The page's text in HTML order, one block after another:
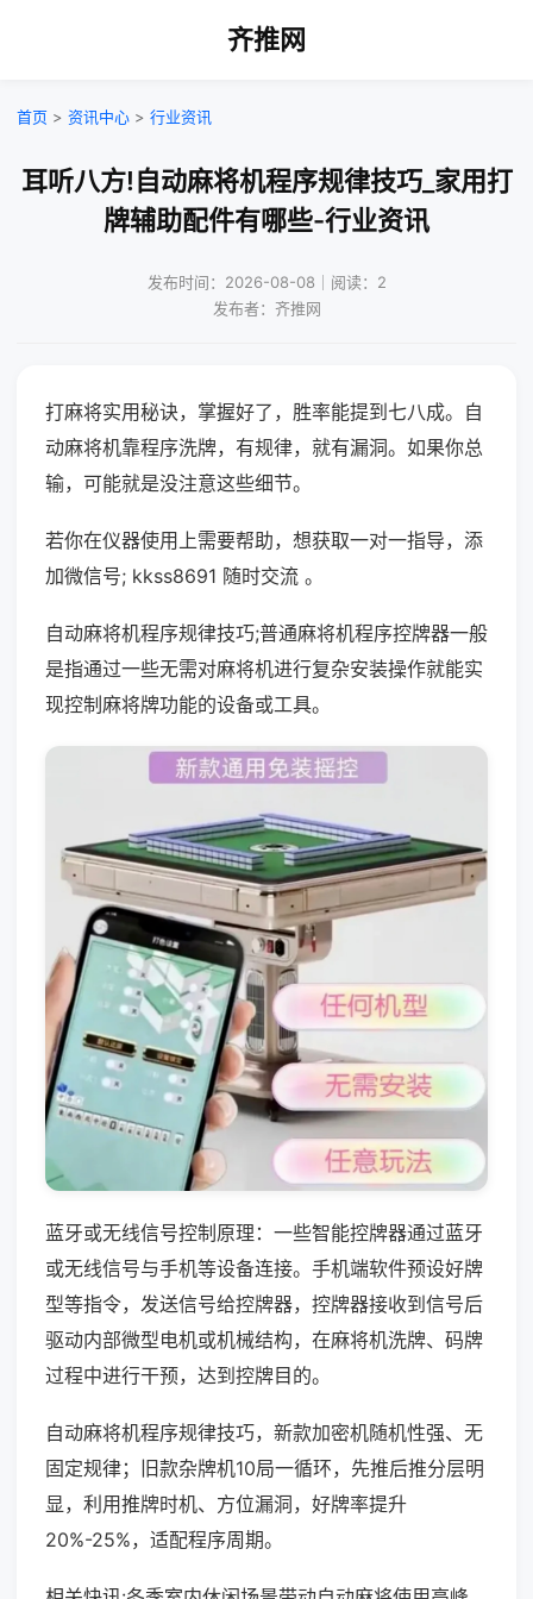
齐推网
首页 > 资讯中心 > 行业资讯
耳听八方!自动麻将机程序规律技巧_家用打
牌辅助配件有哪些-行业资讯
发布时间：2026-08-08｜阅读：2
发布者：齐推网
打麻将实用秘诀，掌握好了，胜率能提到七八成。自
动麻将机靠程序洗牌，有规律，就有漏洞。如果你总
输，可能就是没注意这些细节。
若你在仪器使用上需要帮助，想获取一对一指导，添
加微信号; kkss8691 随时交流 。
自动麻将机程序规律技巧;普通麻将机程序控牌器一般
是指通过一些无需对麻将机进行复杂安装操作就能实
现控制麻将牌功能的设备或工具。
蓝牙或无线信号控制原理：一些智能控牌器通过蓝牙
或无线信号与手机等设备连接。手机端软件预设好牌
型等指令，发送信号给控牌器，控牌器接收到信号后
驱动内部微型电机或机械结构，在麻将机洗牌、码牌
过程中进行干预，达到控牌目的。
自动麻将机程序规律技巧，新款加密机随机性强、无
固定规律；旧款杂牌机10局一循环，先推后推分层明
显，利用推牌时机、方位漏洞，好牌率提升
20%-25%，适配程序周期。